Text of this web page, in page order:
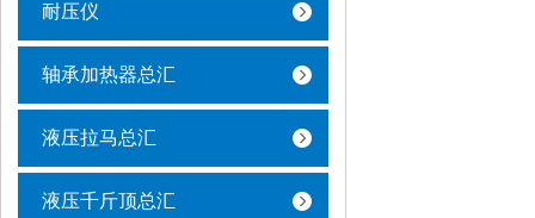
耐压仪
轴承加热器总汇
液压拉马总汇
液压千斤顶总汇